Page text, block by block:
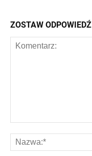
ZOSTAW ODPOWIEDŹ